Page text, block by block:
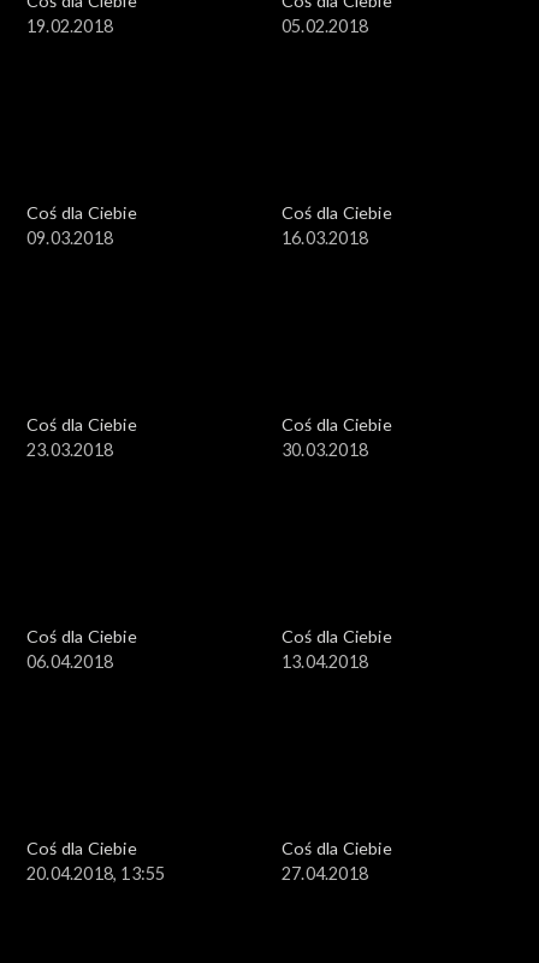
19.02.2018
05.02.2018
Coś dla Ciebie
09.03.2018
Coś dla Ciebie
16.03.2018
Coś dla Ciebie
23.03.2018
Coś dla Ciebie
30.03.2018
Coś dla Ciebie
06.04.2018
Coś dla Ciebie
13.04.2018
Coś dla Ciebie
20.04.2018, 13:55
Coś dla Ciebie
27.04.2018